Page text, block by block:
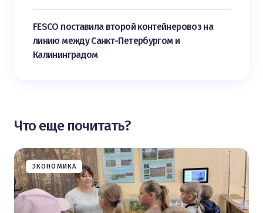
FESCO поставила второй контейнеровоз на
линию между Санкт-Петербургом и
Калининградом
Что еще почитать?
ЭКОНОМИКА